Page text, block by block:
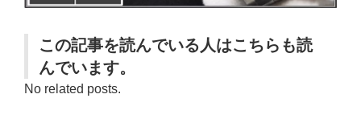
この記事を読んでいる人はこちらも読
んでいます。
No related posts.